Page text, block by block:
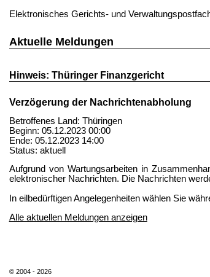
Elektronisches Gerichts- und
Aktuelle Meldungen
Hinweis: Thüringer Finanzgericht
Verzögerung der Nachrichtenabholung
Betroffenes Land: Thüringen
Beginn: 05.12.2023 00:00
Ende: 05.12.2023 14:00
Status: aktuell
Aufgrund von Wartungsarbeiten in
elektronischer Nachrichten. Die Nachrichten
In eilbedürftigen Angelegenheiten wählen Sie
Alle aktuellen Meldungen anzeigen
© 2004 - 2026